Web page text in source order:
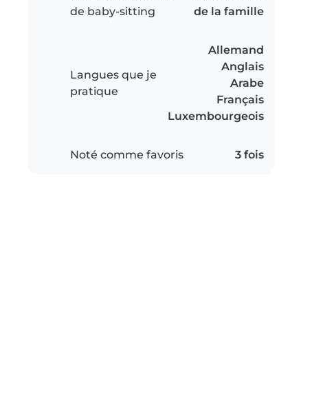
de baby-sitting
de la famille
Langues que je
pratique
Allemand
Anglais
Arabe
Français
Luxembourgeois
Noté comme favoris 3 fois